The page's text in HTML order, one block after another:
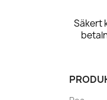
Säkert